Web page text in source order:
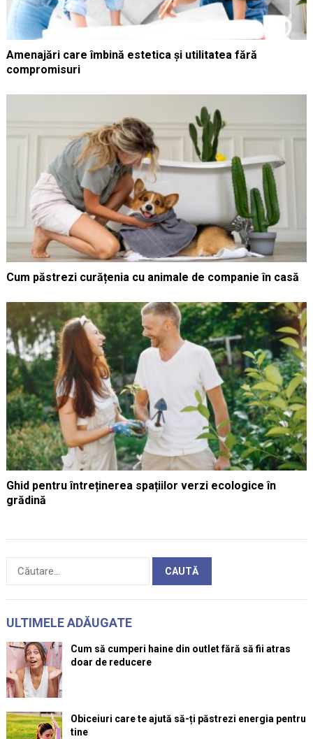
Amenajări care îmbină estetica și utilitatea fără
compromisuri
Cum păstrezi curățenia cu animale de companie în casă
Ghid pentru întreținerea spațiilor verzi ecologice în
grădină
Caută
ULTIMELE ADĂUGATE
Cum să cumperi haine din outlet fără să fii atras
doar de reducere
Obiceiuri care te ajută să-ți păstrezi energia pentru
tine